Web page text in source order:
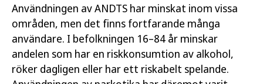
Användningen av ANDTS har minskat inom vissa
områden, men det finns fortfarande många
användare. I befolkningen 16–84 år minskar
andelen som har en riskkonsumtion av alkohol,
röker dagligen eller har ett riskabelt spelande.